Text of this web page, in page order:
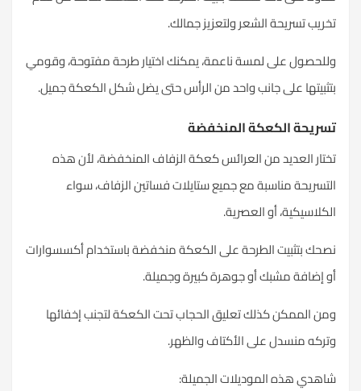
تخريب تسريحة الشعر ولتعزيز جمالك.
وللحصول على لمسة ناعمة، يمكنك اختيار طرحة مفتوحة، وقومي
بتثبيتها على جانب واحد منالرأسحتى يضل شكل الكعكة جميل.
تسريحة الكعكة المنخفضة
تختار العديد من العرائس كعكة الزفاف المنخفضة، لأن هذه
التسريحة مناسبة مع جميع ستايلات فساتين الزفاف، سواء
الكلاسيكية، أو العصرية.
نصحك بتثبيت الطرحة على الكعكة منخفضة باستخدام أكسسوارات
أو إضافة مشبك أو جوهرة كبيرة وجميلة.
ومن الممكن كذلك تعليق الحجاب تحت الكعكة لتجنب إخفائها
وتركه منسدل على الأكتاف والظهر.
شاهدي هذه الموديلات الجميلة: